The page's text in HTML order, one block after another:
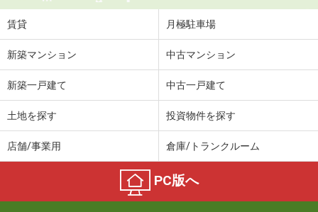
賃貸 月極駐車場
新築マンション 中古マンション
新築一戸建て 中古一戸建て
土地を探す 投資物件を探す
店舗/事業用 倉庫/トランクルーム
PC版へ